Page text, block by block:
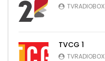
TVRADIOBOX
TVCG 1
TVRADIOBOX